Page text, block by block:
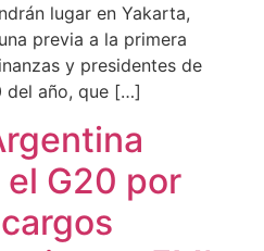
lugar en Yakarta,
previa a la primera
y presidentes de
del año, que […]
G20 por